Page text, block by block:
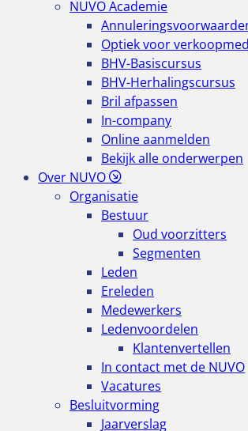
NUVO Academie
Optiek voor
BHV-Basiscursus
BHV-Herhalingscursus
Bril afpassen
In-company
Online aanmelden
Bekijk alle onderwerpen
Over NUVO
Organisatie
Bestuur
Oud voorzitters
Segmenten
Leden
Ereleden
Medewerkers
Ledenvoordelen
Klantenvertellen
In contact met de NUVO
Vacatures
Besluitvorming
Jaarverslag